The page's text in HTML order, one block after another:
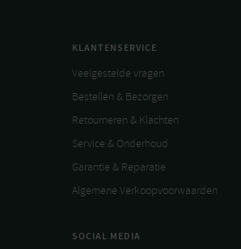
KLANTENSERVICE
Veelgestelde vragen
Bestellen & Bezorgen
Retourneren & Klachten
Service & Onderhoud
Garantie & Reparatie
Algemene Verkoopvoorwaarden
SOCIAL MEDIA